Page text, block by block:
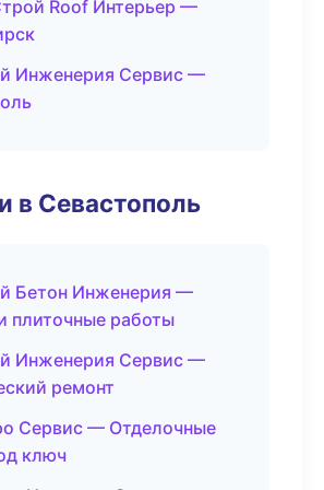
Roof Интерьер —
Инженерия Сервис —
в Севастополь
Бетон Инженерия —
плиточные работы
Инженерия Сервис —
ремонт
Сервис — Отделочные
ключ